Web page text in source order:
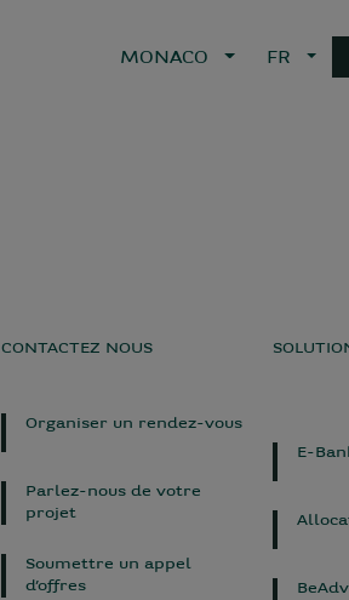
MONACO FR
CONTACTEZ NOUS
Organiser un rendez-vous
Parlez-nous de votre
projet
Soumettre un appel
d’offres
E-